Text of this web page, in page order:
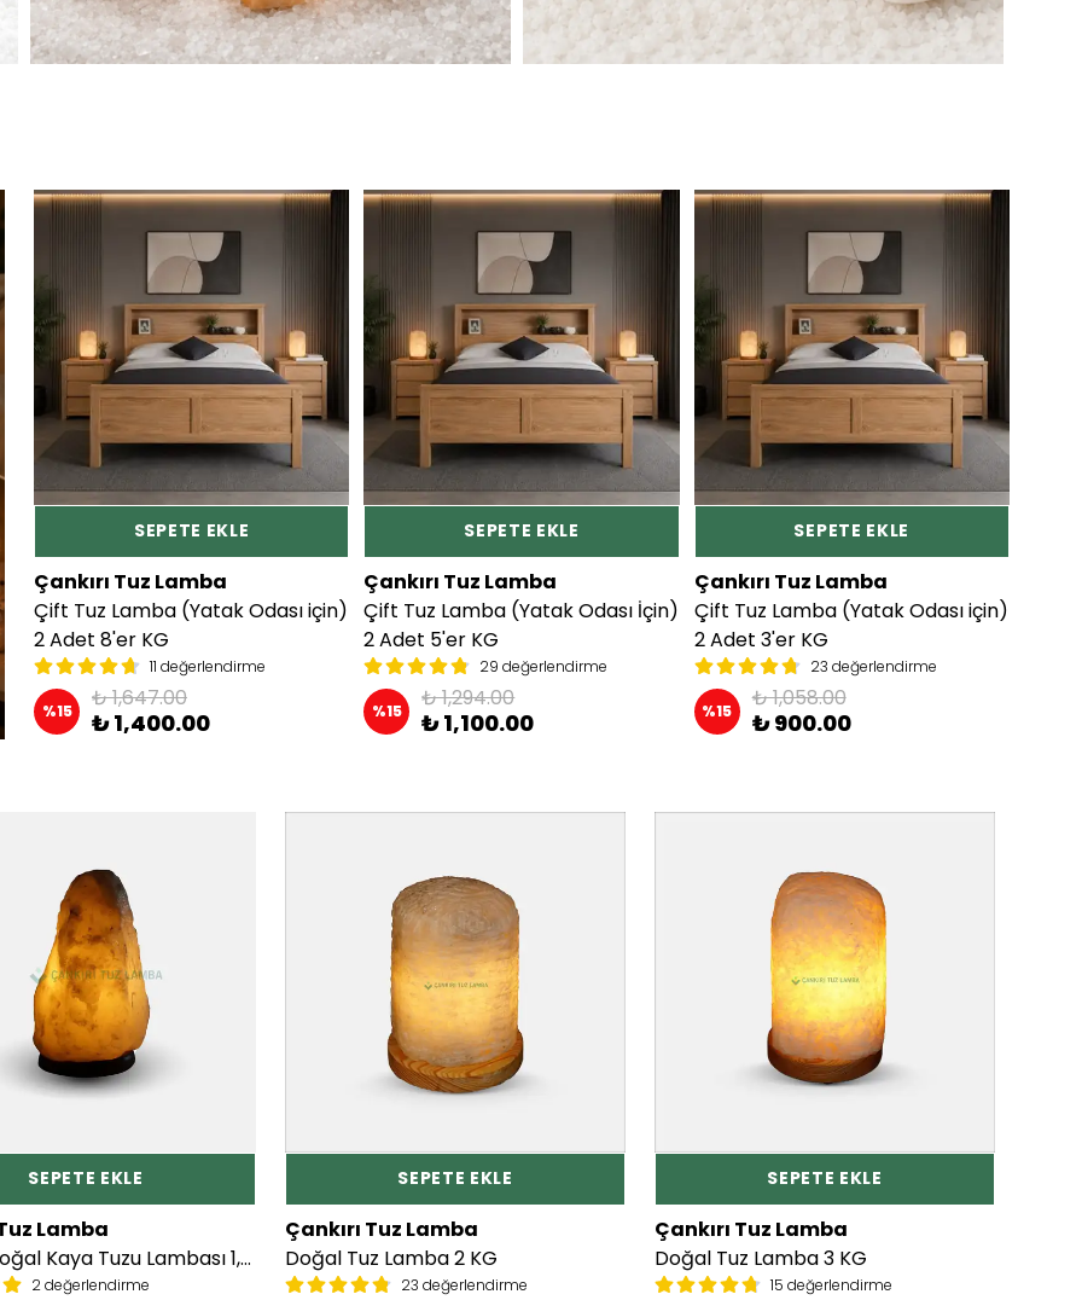
SEPETE EKLE
Çankırı Tuz Lamba
Çift Tuz Lamba (Yatak Odası için)
2 Adet 8'er KG
11 değerlendirme
%15 ₺ 1,647.00
₺ 1,400.00
SEPETE EKLE
Çankırı Tuz Lamba
Çift Tuz Lamba (Yatak Odası İçin)
2 Adet 5'er KG
29 değerlendirme
%15 ₺ 1,294.00
₺ 1,100.00
SEPETE EKLE
Çankırı Tuz Lamba
Çift Tuz Lamba (Yatak Odası için)
2 Adet 3'er KG
23 değerlendirme
%15 ₺ 1,058.00
₺ 900.00
SEPETE EKLE
Lamba
Kreatif Doğal Kaya Tuzu Lambası 1,5 KG
2 değerlendirme
SEPETE EKLE
Çankırı Tuz Lamba
Doğal Tuz Lamba 2 KG
23 değerlendirme
SEPETE EKLE
Çankırı Tuz Lamba
Doğal Tuz Lamba 3 KG
15 değerlendirme